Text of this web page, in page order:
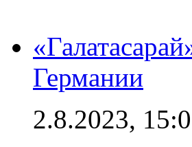
Германии
2.8.2023,